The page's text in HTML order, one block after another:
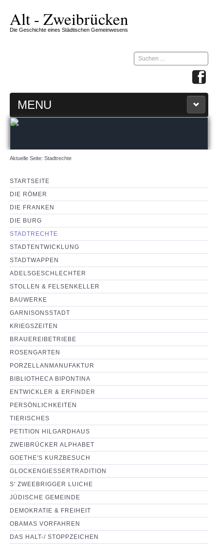
Alt - Zweibrücken
Die Geschichte eines Städtischen Gemeinwesens
Suchen
...
MENU
ZW-ZIRKEL
360 GRAD MAP
IMPRESSUM & KONTAKT
NEUIGKEITEN
PARTNERSEITEN
Aktuelle Seite: Stadtrechte
STARTSEITE
DIE RÖMER
DIE FRANKEN
DIE BURG
STADTRECHTE
STADTENTWICKLUNG
STADTWAPPEN
ADELSGESCHLECHTER
STOLLEN & FELSENKELLER
BAUWERKE
GARNISONSSTADT
KRIEGSZEITEN
BRAUEREIBETRIEBE
ROSENGARTEN
PORZELLANMANUFAKTUR
BIBLIOTHECA BIPONTINA
ENTWICKLER & ERFINDER
PERSÖNLICHKEITEN
TIERISCHES
PETITION HILGARDHAUS
ZWEIBRÜCKER ALPHABET
GOETHE'S KURZBESUCH
GLOCKENGIESSERTRADITION
S' ZWEEBRIGGER LUICHE
JÜDISCHE GEMEINDE
DEMOKRATIE & FREIHEIT
OBAMAS VORFAHREN
DAS HALT-/ STOPPZEICHEN